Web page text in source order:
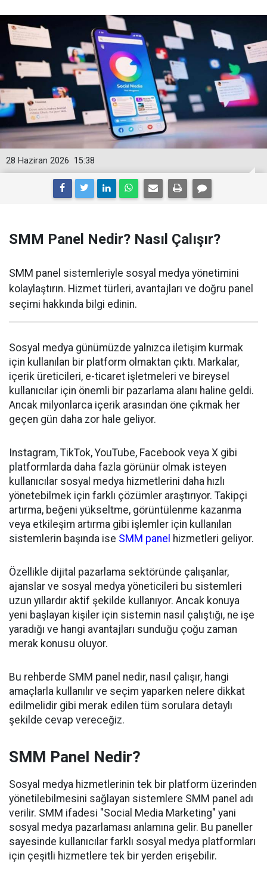
15:38
28 Haziran 2026
SMM Panel Nedir? Nasıl Çalışır?
SMM panel sistemleriyle sosyal medya yönetimini
kolaylaştırın. Hizmet türleri, avantajları ve doğru panel
seçimi hakkında bilgi edinin.
Sosyal medya günümüzde yalnızca iletişim kurmak
için kullanılan bir platform olmaktan çıktı. Markalar,
içerik üreticileri, e-ticaret işletmeleri ve bireysel
kullanıcılar için önemli bir pazarlama alanı haline geldi.
Ancak milyonlarca içerik arasından öne çıkmak her
geçen gün daha zor hale geliyor.
Instagram, TikTok, YouTube, Facebook veya X gibi
platformlarda daha fazla görünür olmak isteyen
kullanıcılar sosyal medya hizmetlerini daha hızlı
yönetebilmek için farklı çözümler araştırıyor. Takipçi
artırma, beğeni yükseltme, görüntülenme kazanma
veya etkileşim artırma gibi işlemler için kullanılan
sistemlerin başında ise SMM panel hizmetleri geliyor.
Özellikle dijital pazarlama sektöründe çalışanlar,
ajanslar ve sosyal medya yöneticileri bu sistemleri
uzun yıllardır aktif şekilde kullanıyor. Ancak konuya
yeni başlayan kişiler için sistemin nasıl çalıştığı, ne işe
yaradığı ve hangi avantajları sunduğu çoğu zaman
merak konusu oluyor.
Bu rehberde SMM panel nedir, nasıl çalışır, hangi
amaçlarla kullanılır ve seçim yaparken nelere dikkat
edilmelidir gibi merak edilen tüm sorulara detaylı
şekilde cevap vereceğiz.
SMM Panel Nedir?
Sosyal medya hizmetlerinin tek bir platform üzerinden
yönetilebilmesini sağlayan sistemlere SMM panel adı
verilir. SMM ifadesi "Social Media Marketing" yani
sosyal medya pazarlaması anlamına gelir. Bu paneller
sayesinde kullanıcılar farklı sosyal medya platformları
için çeşitli hizmetlere tek bir yerden erişebilir.